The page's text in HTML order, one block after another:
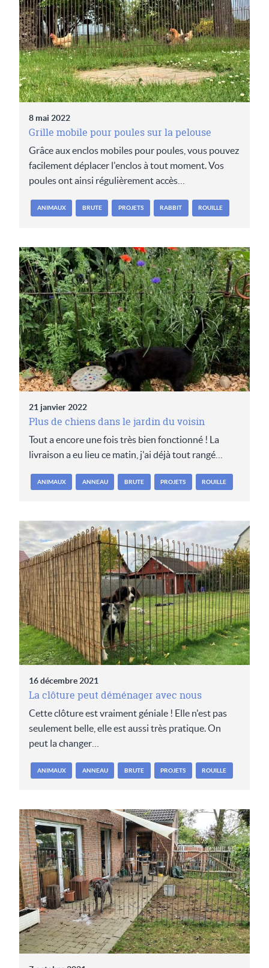
8 mai 2022
Grille mobile pour poules sur la pelouse
Grâce aux enclos mobiles pour poules, vous pouvez
facilement déplacer l'enclos à tout moment. Vos
poules ont ainsi régulièrement accès…
ANIMAUX BRUTE PROJETS RABBIT ROUILLE
21 janvier 2022
Plus de chiens dans le jardin du voisin
Tout a encore une fois très bien fonctionné ! La
livraison a eu lieu ce matin, j'ai déjà tout rangé…
ANIMAUX ANNEAU BRUTE PROJETS ROUILLE
16 décembre 2021
La clôture peut déménager avec nous
Cette clôture est vraiment géniale ! Elle n'est pas
seulement belle, elle est aussi très pratique. On
peut la changer…
ANIMAUX ANNEAU BRUTE PROJETS ROUILLE